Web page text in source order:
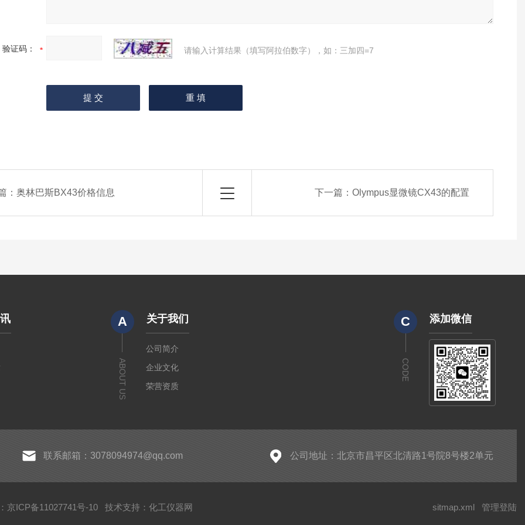
验证码： 请输入计算结果（填写阿拉伯数字），如：三加四=7
：奥林巴斯BX43价格信息 下一篇： Olympus显微镜CX43的配置
A
ABOUT US
关于我们
公司简介
企业文化
荣营资质
C
CODE
添加微信
联系邮箱：3078094974@qq.com 公司地址：北京市昌平区北清路1号院8号楼2单元
京ICP备11027741号-10 技术支持： 化工仪器网 sitmap.xml 管理登陆